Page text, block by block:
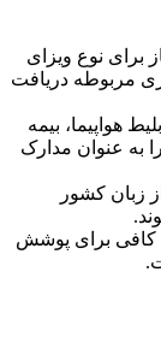
برای نوع ویزای
مربوطه دریافت
هواپیما، بیمه
به عنوان مدارک
زبان کشور
کافی برای پوشش